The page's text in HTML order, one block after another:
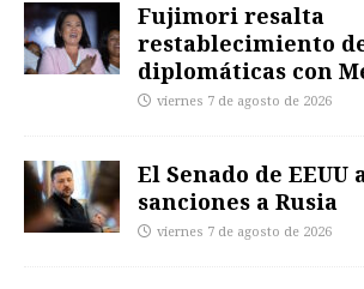
Fujimori resalta
restablecimiento
diplomáticas con
viernes 7 de agosto de 2026
El Senado de EEUU
sanciones a Rusia
viernes 7 de agosto de 2026